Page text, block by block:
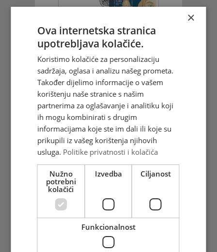
FDC - Mitovi i flora 2021. -
Lada
Vidi više
FDC - Arheološko blago
2021. - Sovići
×
Ova internetska stranica
upotrebljava kolačiće.
Koristimo kolačiće za personalizaciju
sadržaja, oglasa i analizu našeg prometa.
Također dijelimo informacije o vašem
korištenju naše stranice s našim
partnerima za oglašavanje i analitiku koji
ih mogu kombinirati s drugim
informacijama koje ste im dali ili koje su
prikupili iz vašeg korištenja njihovih
usluga. Politike privatnosti i kolačića
Nužno
potrebni
kolačići
Izvedba Ciljanost
Funkcionalnost